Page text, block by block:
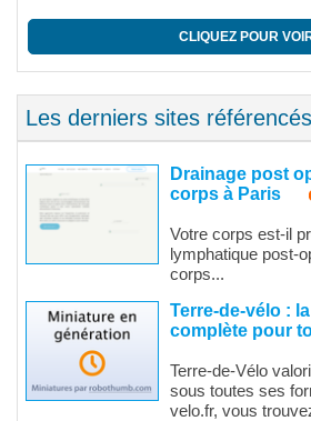
CLIQUEZ POUR
Les derniers sites référencés
Drainage post
corps à Paris
Votre corps est-il
lymphatique post-
corps...
Terre-de-vélo :
complète pour
Terre-de-Vélo
sous toutes ses
velo.fr, vous